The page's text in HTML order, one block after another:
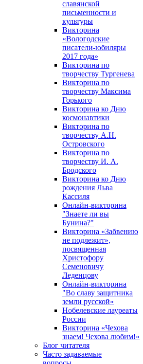
славянской
письменности и
культуры
Викторина
«Вологодские
писатели-юбиляры
2017 года»
Викторина по
творчеству Тургенева
Викторина по
творчеству Максима
Горького
Викторина ко Дню
космонавтики
Викторина по
творчеству А.Н.
Островского
Викторина по
творчеству И. А.
Бродского
Викторина ко Дню
рождения Льва
Кассиля
Онлайн-викторина
"Знаете ли вы
Бунина?"
Викторина «Забвению
не подлежит»,
посвященная
Христофору
Семеновичу
Леденцову
Онлайн-викторина
"Во славу защитника
земли русской»
Нобелевские лауреаты
России
Викторина «Чехова
знаем! Чехова любим!»
Блог читателя
Часто задаваемые